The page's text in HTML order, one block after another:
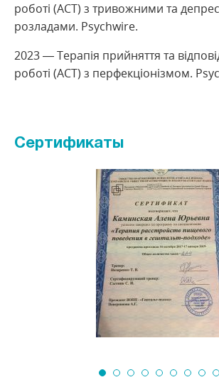
роботі (АСТ) з тривожними та
розладами. Psychwire.
2023 — Терапія прийняття та
роботі (АСТ) з перфекціонізмом.
Сертификаты